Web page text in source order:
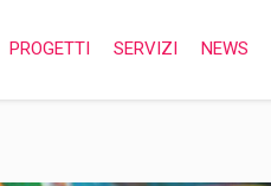
PROGETTI SERVIZI NEWS